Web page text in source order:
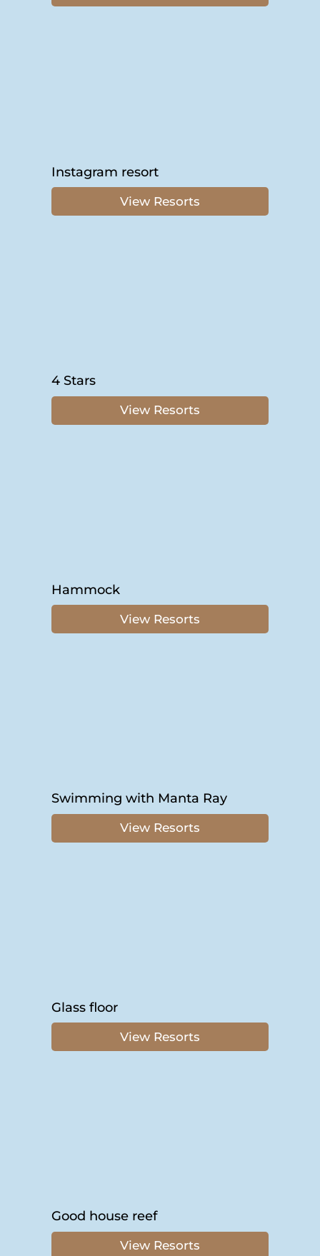
Instagram resort
View Resorts
4 Stars
View Resorts
Hammock
View Resorts
Swimming with Manta Ray
View Resorts
Glass floor
View Resorts
Good house reef
View Resorts